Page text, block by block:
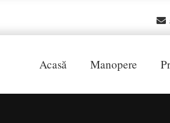
Acasă Manopere